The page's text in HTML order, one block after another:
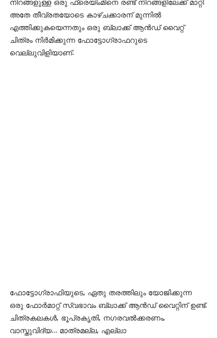
നിറങ്ങളുള്ള ഒരു ഫ്രെയിംമിനെ രണ്ട് നിറങ്ങളിലേക്ക് മാറ്റി
അതേ തീവ്രതയോടെ കാഴ്ചക്കാരന് മുന്നിൽ
എത്തിക്കുകയെന്നതും ഒരു ബ്ലാക്ക്‌ ആൻഡ് വൈറ്റ്
ചിത്രം നിർമിക്കുന്ന ഫോട്ടോഗ്രാഫറുടെ
വെല്ലുവിളിയാണ്.
ഫോട്ടോഗ്രാഫിയുടെ, ഏതു തരത്തിലും യോജിക്കുന്ന
ഒരു ഫോർമാറ്റ് സ്വഭാവം ബ്ലാക്ക്‌ ആൻഡ് വൈറ്റിന് ഉണ്ട്.
ചിത്രകലകൾ, ഭൂപ്രകൃതി, നഗരവൽക്കരണം,
വാസ്തുവിദ്യ… മാത്രമല്ല, എല്ലാ